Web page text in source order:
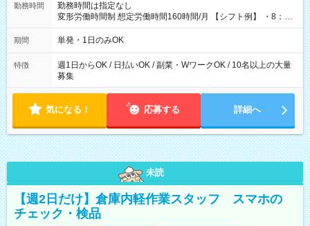
勤務時間
勤務時間は指定なし
変形労働時間制 想定労働時間160時間/月 【シフト例】 ・8：00
～21：00
期間 単発・1日のみOK
特徴
週1日からOK / 日払いOK / 副業・WワークOK / 10名以上の大量
募集
気になる！ 応募する 詳細へ
未読
【週2日だけ】倉庫内軽作業スタッフ スマホの
チェック・検品